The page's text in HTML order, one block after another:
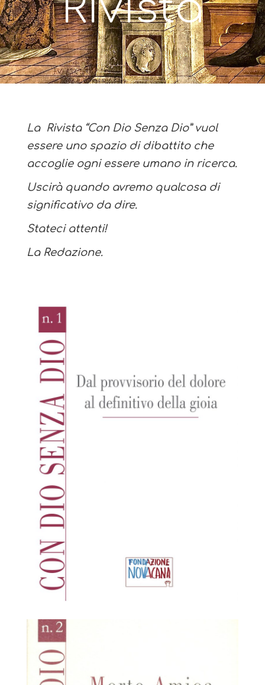
La Rivista “Con Dio Senza Dio” vuol
essere uno spazio di dibattito che
accoglie ogni essere umano in ricerca.
Uscirà quando avremo qualcosa di
significativo da dire.
Stateci attenti!
La Redazione.